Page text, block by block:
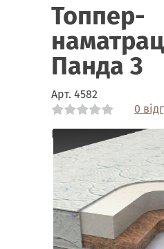
Топпер-
Панда 3
Арт. 4582
0
Link